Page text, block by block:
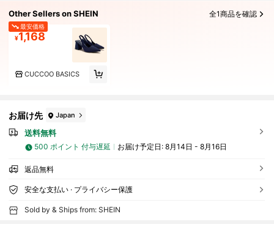
Other Sellers on SHEIN 全1商品を確認
最安価格
¥1,168
CUCCOO BASICS
お届け先 Japan
送料無料
500 ポイント 付与遅延 お届け予定日: 8月14日 - 8月16日
返品無料
安全な支払い · プライバシー保護
Sold by & Ships from: SHEIN